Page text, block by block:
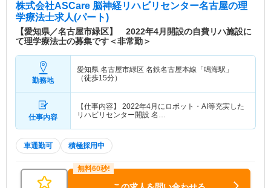
株式会社ASCare 脳神経リハビリセンター名古屋の理
学療法士求人(パート)
【愛知県／名古屋市緑区】 2022年4月開設の自費リハ施設に
て理学療法士の募集です＜非常勤＞
勤務地
愛知県 名古屋市緑区 名鉄名古屋本線「鳴海駅」
（徒歩15分）
仕事内容
【仕事内容】 2022年4月にロボット・AI等充実した
リハビリセンター開設 名…
車通勤可 積極採用中